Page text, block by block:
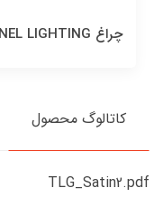
چراغ TUNNEL LIGHTING
کاتالوگ محصول
TLG_Satin2.pdf